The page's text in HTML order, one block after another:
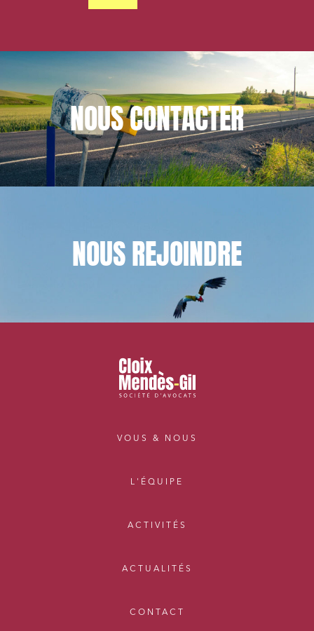
NOUSCONTACTER
NOUSREJOINDRE
VOUS & NOUS
L'ÉQUIPE
ACTIVITÉS
ACTUALITÉS
CONTACT